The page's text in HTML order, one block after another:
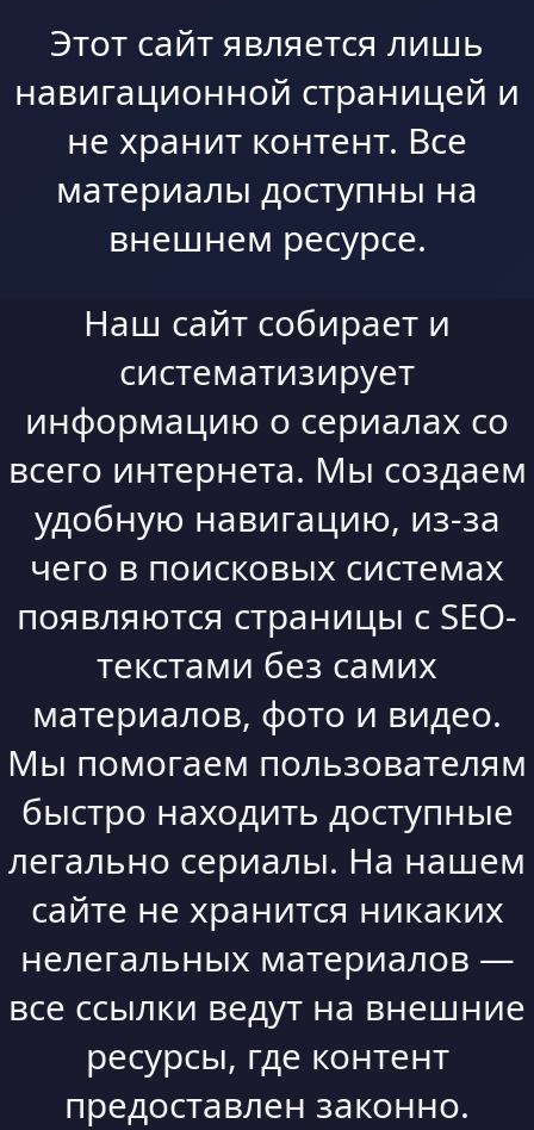
Этот сайт является лишь
навигационной страницей и
не хранит контент. Все
материалы доступны на
внешнем ресурсе.
Наш сайт собирает и
систематизирует
информацию о сериалах со
всего интернета. Мы создаем
удобную навигацию, из-за
чего в поисковых системах
появляются страницы с SEO-
текстами без самих
материалов, фото и видео.
Мы помогаем пользователям
быстро находить доступные
легально сериалы. На нашем
сайте не хранится никаких
нелегальных материалов —
все ссылки ведут на внешние
ресурсы, где контент
предоставлен законно.